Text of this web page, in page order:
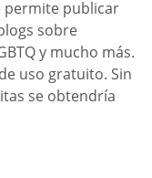
permite publicar
sobre
y mucho más.
uso gratuito. Sin
se obtendría